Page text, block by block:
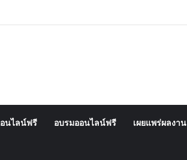
นไลน์ฟรี อบรมออนไลน์ฟรี เผยแพร่ผลงาน